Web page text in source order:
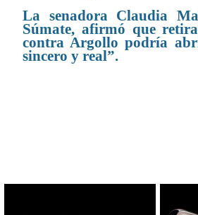
La senadora Claudia
Súmate, afirmó que
contra Argollo podría
sincero y real”.